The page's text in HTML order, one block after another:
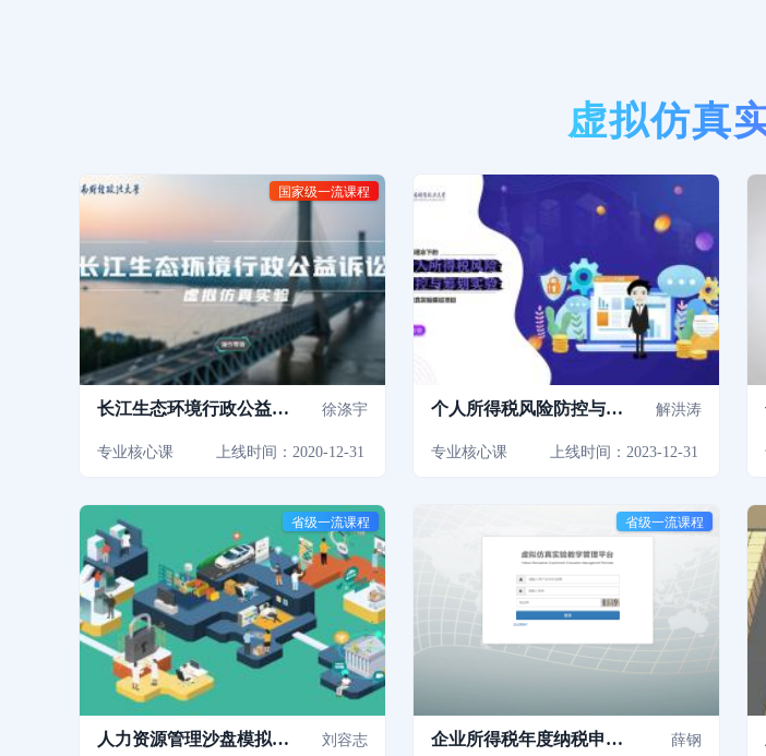
虚拟仿真
国家级一流课程
长江生态环境行政公益诉
徐涤宇
专业核心课 上线时间：2020-12-31
个人所得税风险防控与税
解洪涛
专业核心课 上线时间：2023-12-31
省级一流课程
人力资源管理沙盘模拟与
刘容志
省级一流课程
企业所得税年度纳税申报
薛钢